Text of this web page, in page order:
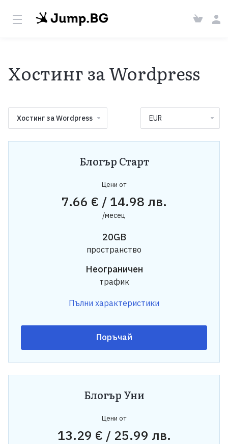
Хостинг за Wordpress
Хостинг за Wordpress
Блогър Старт
Цени от
7.66 € / 14.98 лв.
/месец
20GB
пространство
Неограничен
трафик
Пълни характеристики
Поръчай
Блогър Уни
Цени от
13.29 € / 25.99 лв.